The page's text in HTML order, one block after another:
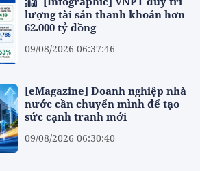
lượng tài sản thanh khoản hơn
62.000 tỷ đồng
09/08/2026 06:37:46
[eMagazine] Doanh nghiệp nhà
nước cần chuyển mình để tạo
sức cạnh tranh mới
09/08/2026 06:30:40